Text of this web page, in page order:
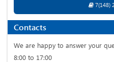
7(148)
Contacts
We are happy to answer your
8:00 to 17:00